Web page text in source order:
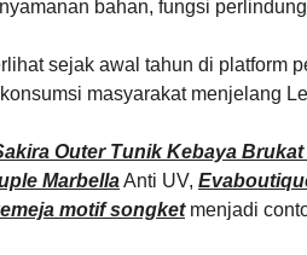
bahan, fungsi
sejak awal tahun di platform
masyarakat menjelang
Outer Tunik Kebaya
MarbellaAnti UV,
motif songketmenjadi